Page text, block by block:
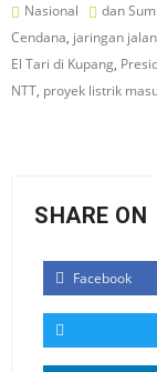
Nasional dan
Cendana, jaringan
El Tari di Kupang,
NTT, proyek listrik
SHARE ON
Facebook